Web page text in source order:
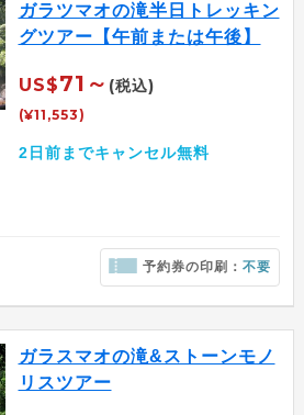
ガラツマオの滝半日トレッキン
グツアー【午前または午後】
US$71～ (税込)
(¥11,553)
2日前までキャンセル無料
予約券の印刷：不要
ガラスマオの滝&ストーンモノ
リスツアー